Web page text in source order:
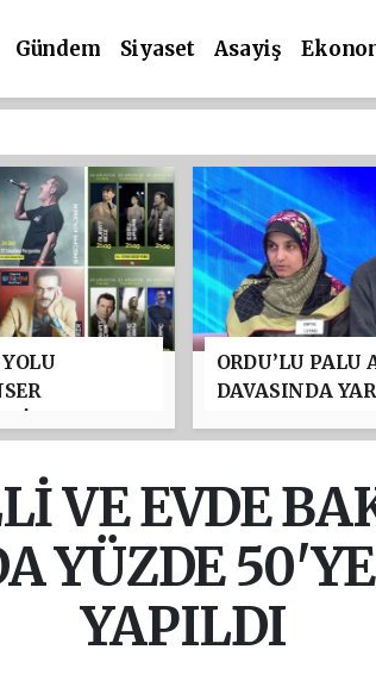
Gündem Siyaset Asayiş
PARKI'NDA
ORDU’LU PALU
DAVASINDA
USTAEL’İN
VE EVDE
YÜZDE
YAPILDI